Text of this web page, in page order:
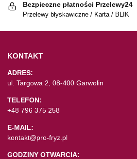
Bezpieczne płatności Przelewy24
Przelewy błyskawiczne / Karta / BLIK
KONTAKT
ADRES:
ul. Targowa 2, 08-400 Garwolin
TELEFON:
+48 796 375 258
E-MAIL:
kontakt@pro-fryz.pl
GODZINY OTWARCIA: